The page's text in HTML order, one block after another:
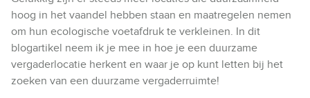
hoog in het vaandel hebben staan en maatregelen nemen
om hun ecologische voetafdruk te verkleinen. In dit
blogartikel neem ik je mee in hoe je een duurzame
vergaderlocatie herkent en waar je op kunt letten bij het
zoeken van een duurzame vergaderruimte!